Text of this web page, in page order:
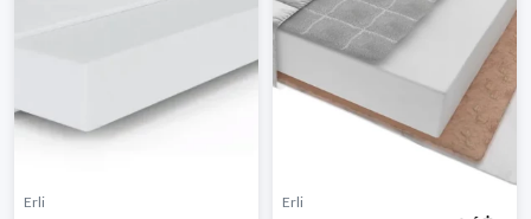
Erli Erli